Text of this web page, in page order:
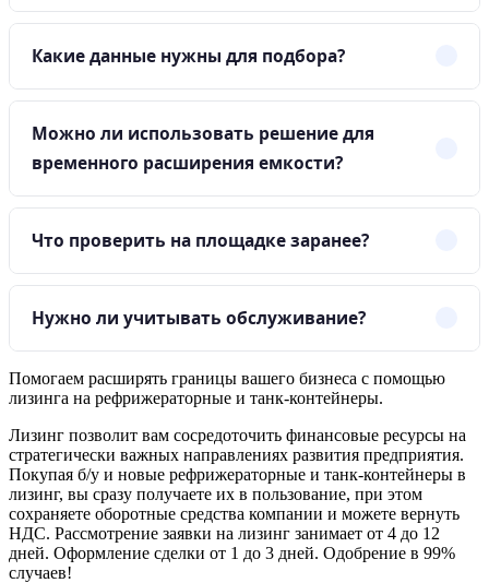
Какие данные нужны для подбора?
Можно ли использовать решение для
временного расширения емкости?
Что проверить на площадке заранее?
Нужно ли учитывать обслуживание?
Помогаем расширять границы вашего бизнеса с помощью
лизинга на рефрижераторные и танк-контейнеры.
Лизинг позволит вам сосредоточить финансовые ресурсы на
стратегически важных направлениях развития предприятия.
Покупая б/у и новые рефрижераторные и танк-контейнеры в
лизинг, вы сразу получаете их в пользование, при этом
сохраняете оборотные средства компании и можете вернуть
НДС. Рассмотрение заявки на лизинг занимает от 4 до 12
дней. Оформление сделки от 1 до 3 дней. Одобрение в 99%
случаев!